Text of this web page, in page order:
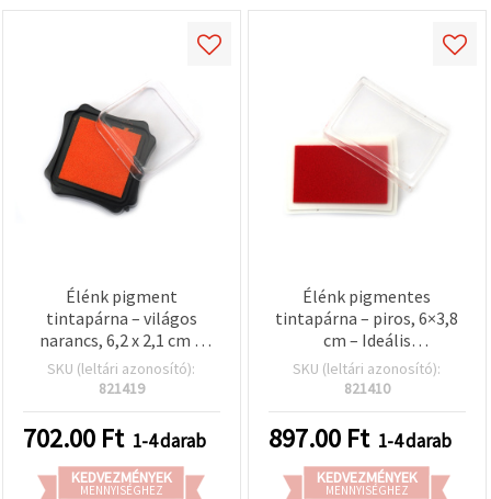
Élénk pigment
tintapárna – világos
narancs, 6,2 x 2,1 cm –
tökéletes bélyegzéshez,
scrapbookinghoz és
projektekhez
SKU (leltári azonosító):
821419
702.00 Ft 1-4 darab
KEDVEZMÉNYEK
MENNYISÉGHEZ
Élénk pigmentes
tintapárna – piros, 6×3,8
cm – Ideális
bélyegzéshez,
kártyakészítéshez és
projektekhez
SKU (leltári azonosító):
821410
897.00 Ft 1-4 darab
KEDVEZMÉNYEK
MENNYISÉGHEZ